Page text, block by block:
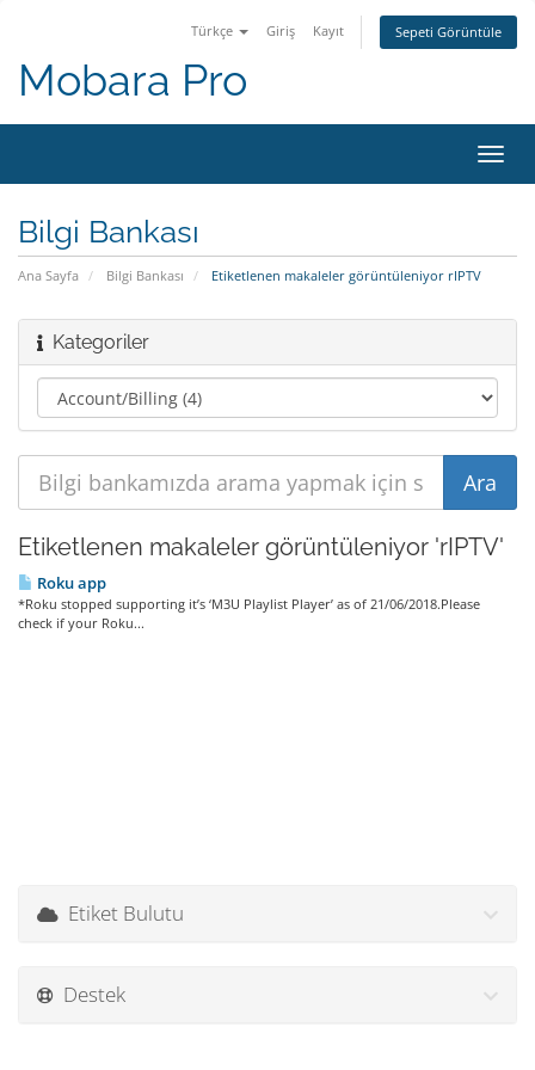
Türkçe Giriş Kayıt Sepeti Görüntüle
Mobara Pro
Bilgi Bankası
Ana Sayfa Bilgi Bankası Etiketlenen makaleler görüntüleniyor rIPTV
Kategoriler
Etiketlenen makaleler görüntüleniyor 'rIPTV'
Roku app
*Roku stopped supporting it’s ‘M3U Playlist Player’ as of 21/06/2018.Please
check if your Roku...
Etiket Bulutu
Destek